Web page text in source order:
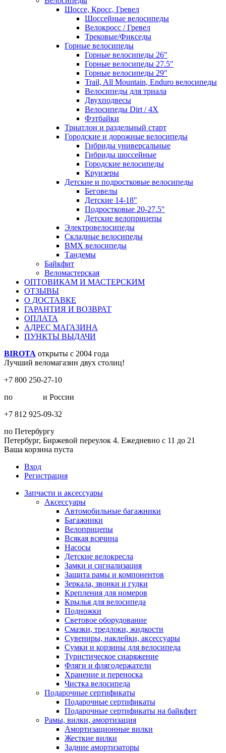
Шоссе, Кросс, Гревел
Шоссейные велосипеды
Велокросс / Гревел
Трековые/Фикседы
Горные велосипеды
Горные велосипеды 26"
Горные велосипеды 27.5"
Горные велосипеды 29"
Trail, All Mountain, Enduro велосипеды
Велосипеды для триала
Двухподвесы
Велосипеды Dirt / 4X
Фэтбайки
Триатлон и раздельный старт
Городские и дорожные велосипеды
Гибриды универсальные
Гибриды шоссейные
Городские велосипеды
Круизеры
Детские и подростковые велосипеды
Беговелы
Детские 14-18"
Подростковые 20-27.5"
Детские велоприцепы
Электровелосипеды
Складные велосипеды
BMX велосипеды
Тандемы
Байкфит
Веломастерская
ОПТОВИКАМ И МАСТЕРСКИМ
ОТЗЫВЫ
О ДОСТАВКЕ
ГАРАНТИЯ И ВОЗВРАТ
ОПЛАТА
АДРЕС МАГАЗИНА
ПУНКТЫ ВЫДАЧИ
BIROTA открыты с 2004 года
Лучший веломагазин двух столиц!
+7 800 250-27-10
по
и России
+7 812 925-09-32
по Петербургу
Петербург, Биржевой переулок 4. Ежедневно с 11 до 21
Ваша корзина пуста
Вход
Регистрация
Запчасти и аксессуары
Аксессуары
Автомобильные багажники
Багажники
Велоприцепы
Всякая всячина
Насосы
Детские велокресла
Замки и сигнализация
Защита рамы и компонентов
Зеркала, звонки и гудки
Крепления для номеров
Крылья для велосипеда
Подножки
Световое оборудование
Смазки, тредлоки, жидкости
Сувениры, наклейки, аксессуары
Сумки и корзины для велосипеда
Туристическое снаряжение
Фляги и флягодержатели
Хранение и переноска
Чистка велосипеда
Подарочные сертификаты
Подарочные сертификаты
Подарочные сертификаты на байкфит
Рамы, вилки, амортизация
Амортизационные вилки
Жесткие вилки
Задние амортизаторы